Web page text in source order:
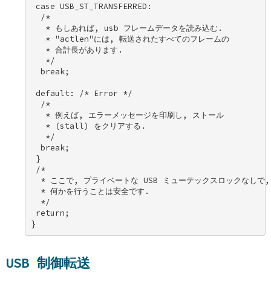
case USB_ST_TRANSFERRED:
  /*
   * もしあれば, usb フレームデータを読み込む.
   * "actlen"には, 転送されたすべてのフレームの
   * 合計長があります.
   */
  break;
default: /* Error */
  /*
   * 例えば, エラーメッセージを印刷し, ストール
   * (stall) をクリアする.
   */
  break;
}
/*
* ここで, プライベートな USB ミューテックスロックなし
  * 何かを行うことは安全です.
  */
return;
}
USB 制御転送